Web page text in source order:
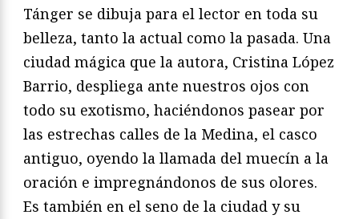
Tánger se dibuja para el lector en toda su
belleza, tanto la actual como la pasada. Una
ciudad mágica que la autora, Cristina López
Barrio, despliega ante nuestros ojos con
todo su exotismo, haciéndonos pasear por
las estrechas calles de la Medina, el casco
antiguo, oyendo la llamada del muecín a la
oración e impregnándonos de sus olores.
Es también en el seno de la ciudad y su